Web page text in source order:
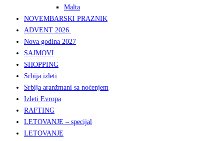
Malta
NOVEMBARSKI PRAZNIK
ADVENT 2026.
Nova godina 2027
SAJMOVI
SHOPPING
Srbija izleti
Srbija aranžmani sa noćenjem
Izleti Evropa
RAFTING
LETOVANJE – specijal
LETOVANJE